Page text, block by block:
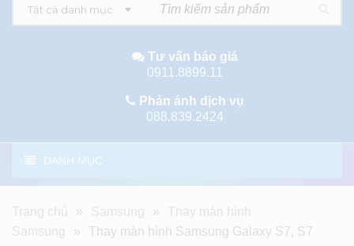
Tất cả danh mục
Tư vấn báo giá
0911.8899.11
Phản ánh dịch vụ
088.839.2424
DANH MỤC
Trang chủ » Samsung »
Thay màn hình
Samsung
»
Thay màn hình Samsung Galaxy S7, S7